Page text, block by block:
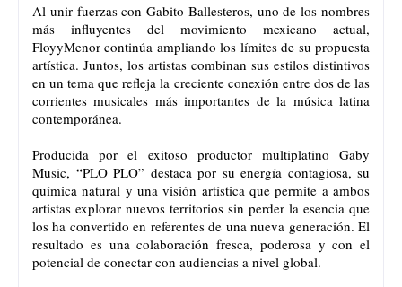
Al unir fuerzas con Gabito Ballesteros, uno de los nombres
más influyentes del movimiento mexicano actual,
FloyyMenor continúa ampliando los límites de su propuesta
artística. Juntos, los artistas combinan sus estilos distintivos
en un tema que refleja la creciente conexión entre dos de las
corrientes musicales más importantes de la música latina
contemporánea.
Producida por el exitoso productor multiplatino Gaby
Music, “PLO PLO” destaca por su energía contagiosa, su
química natural y una visión artística que permite a ambos
artistas explorar nuevos territorios sin perder la esencia que
los ha convertido en referentes de una nueva generación. El
resultado es una colaboración fresca, poderosa y con el
potencial de conectar con audiencias a nivel global.